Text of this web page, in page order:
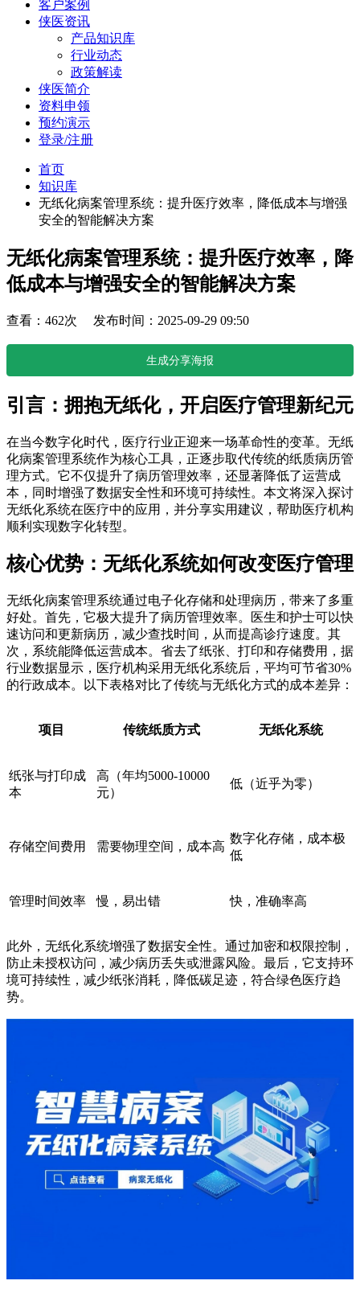
客户案例
侠医资讯
产品知识库
行业动态
政策解读
侠医简介
资料申领
预约演示
登录/注册
首页
知识库
无纸化病案管理系统：提升医疗效率，降低成本与增强
安全的智能解决方案
无纸化病案管理系统：提升医疗效率，降
低成本与增强安全的智能解决方案
查看：462次 发布时间：2025-09-29 09:50
生成分享海报
引言：拥抱无纸化，开启医疗管理新纪元
在当今数字化时代，医疗行业正迎来一场革命性的变革。无纸
化病案管理系统作为核心工具，正逐步取代传统的纸质病历管
理方式。它不仅提升了病历管理效率，还显著降低了运营成
本，同时增强了数据安全性和环境可持续性。本文将深入探讨
无纸化系统在医疗中的应用，并分享实用建议，帮助医疗机构
顺利实现数字化转型。
核心优势：无纸化系统如何改变医疗管理
无纸化病案管理系统通过电子化存储和处理病历，带来了多重
好处。首先，它极大提升了病历管理效率。医生和护士可以快
速访问和更新病历，减少查找时间，从而提高诊疗速度。其
次，系统能降低运营成本。省去了纸张、打印和存储费用，据
行业数据显示，医疗机构采用无纸化系统后，平均可节省30%
的行政成本。以下表格对比了传统与无纸化方式的成本差异：
项目 传统纸质方式 无纸化系统
纸张与打印成
本
高（年均5000-10000
元）
低（近乎为零）
存储空间费用 需要物理空间，成本高
数字化存储，成本极
低
管理时间效率 慢，易出错 快，准确率高
此外，无纸化系统增强了数据安全性。通过加密和权限控制，
防止未授权访问，减少病历丢失或泄露风险。最后，它支持环
境可持续性，减少纸张消耗，降低碳足迹，符合绿色医疗趋
势。